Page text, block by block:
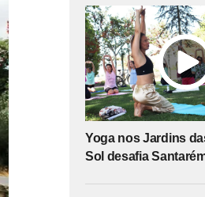
Yoga nos Jardins
Sol desafia